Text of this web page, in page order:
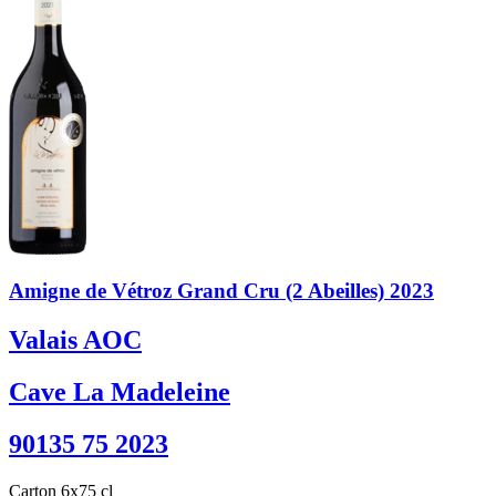
Amigne de Vétroz Grand Cru (2 Abeilles) 2023
Valais AOC
Cave La Madeleine
90135 75 2023
Carton 6x75 cl